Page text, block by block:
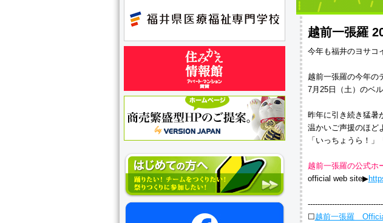
越前一張羅
今年も福井のヨサコ
越前一張羅の今年の
7月25日（土）のベ
昨年に引き続き猛
温かいご声援のほど
「いっちょうら！」
越前一張羅の公式ホ
official web site▶︎
☐越前一張羅